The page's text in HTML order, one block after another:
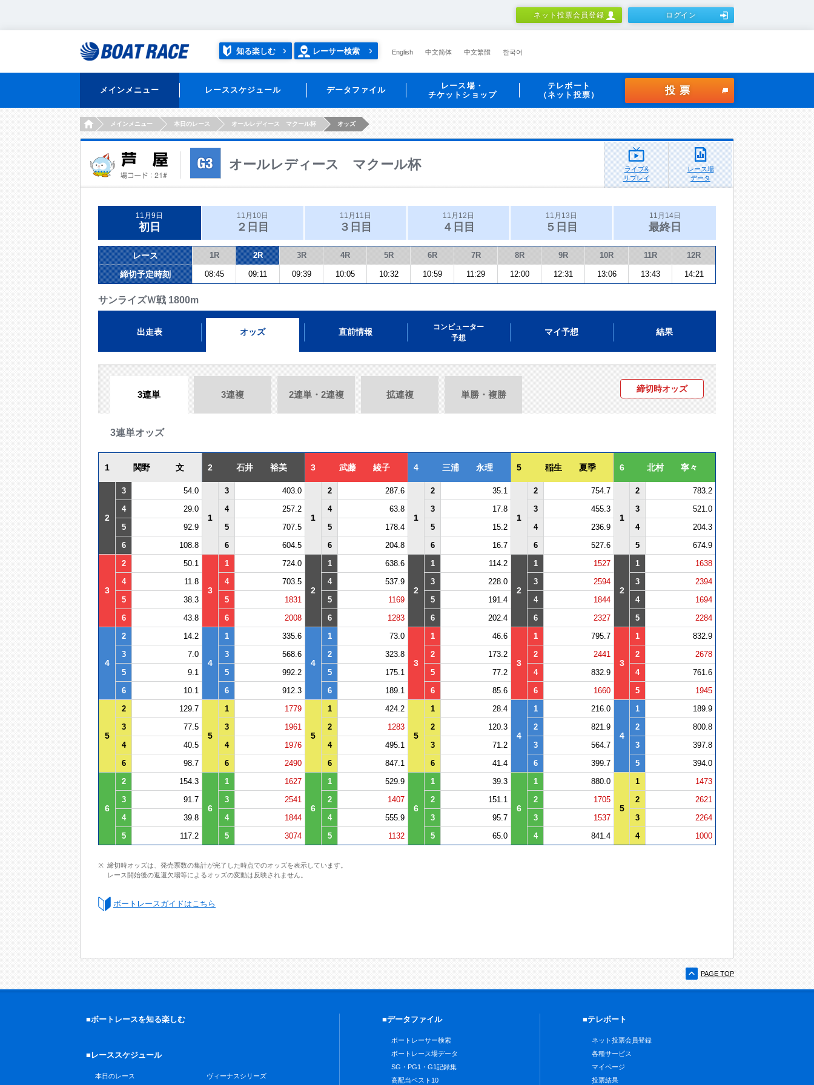
ネット投票会員登録 ログイン
知る楽しむ レーサー検索 English 中文简体 中文繁體 한국어
メインメニュー レーススケジュール データファイル
レース場・
チケットショップ
テレボート
（ネット投票）
投票
HOMEメインメニュー 本日のレース オールレディース マクール杯 オッズ
オールレディース マクール杯
ライブ&
リプレイ
レース場
データ
11月9日
初日
11月10日
２日目
11月11日
３日目
11月12日
４日目
11月13日
５日目
11月14日
最終日
レース 1R 2R 3R 4R 5R 6R 7R 8R 9R 10R 11R 12R
締切予定時刻 08:45 09:11 09:39 10:05 10:32 10:59 11:29 12:00 12:31 13:06 13:43 14:21
サンライズＷ戦 1800m
出走表 オッズ 直前情報
コンピューター
予想
マイ予想 結果
3連単 3連複 2連単・2連複 拡連複 単勝・複勝
締切時オッズ
3連単オッズ
1 関野 文 2 石井 裕美 3 武藤 綾子 4 三浦 永理 5 稲生 夏季 6 北村 寧々
2
3 54.0
1
3 403.0
1
2 287.6
1
2 35.1
1
2 754.7
1
2
783.2
4
29.0 4 257.2 4 63.8 3 17.8 3 455.3 3
521.0
5
92.9 5 707.5 5 178.4 5 15.2 4 236.9 4
204.3
6
108.8 6 604.5 6 204.8 6 16.7 6 527.6 5 674.9
3
2 50.1
3
1 724.0
2
1 638.6
2
1 114.2
2
1 1527
2
1
1638
4
11.8 4 703.5 4 537.9 3 228.0 3 2594 3
2394
5
38.3 5 1831 5 1169 5 191.4 4 1844 4
1694
6
43.8 6 2008 6 1283 6 202.4 6 2327 5 2284
4
2 14.2
4
1 335.6
4
1 73.0
3
1 46.6
3
1 795.7
3
1
832.9
3
7.0 3 568.6 2 323.8 2 173.2 2 2441 2
2678
5
9.1 5 992.2 5 175.1 5 77.2 4 832.9 4
761.6
6
10.1 6 912.3 6 189.1 6 85.6 6 1660 5 1945
5
2 129.7
5
1 1779
5
1 424.2
5
1 28.4
4
1 216.0
4
1
189.9
3
77.5 3 1961 2 1283 2 120.3 2 821.9 2
800.8
4
40.5 4 1976 4 495.1 3 71.2 3 564.7 3
397.8
6
98.7 6 2490 6 847.1 6 41.4 6 399.7 5 394.0
6
2 154.3
6
1 1627
6
1 529.9
6
1 39.3
6
1 880.0
5
1
1473
3
91.7 3 2541 2 1407 2 151.1 2 1705 2
2621
4
39.8 4 1844 4 555.9 3 95.7 3 1537 3
2264
5
117.2 5 3074 5 1132 5 65.0 4 841.4 4 1000
締切時オッズは、発売票数の集計が完了した時点でのオッズを表示しています。
レース開始後の返還欠場等によるオッズの変動は反映されません。
ボートレースガイドはこちら
PAGE TOP
■ボートレースを知る楽しむ
■レーススケジュール
本日のレース ヴィーナスシリーズ
■データファイル
ボートレーサー検索
ボートレース場データ
SG・PG1・G1記録集
高配当ベスト10
■テレボート
ネット投票会員登録
各種サービス
マイページ
投票結果